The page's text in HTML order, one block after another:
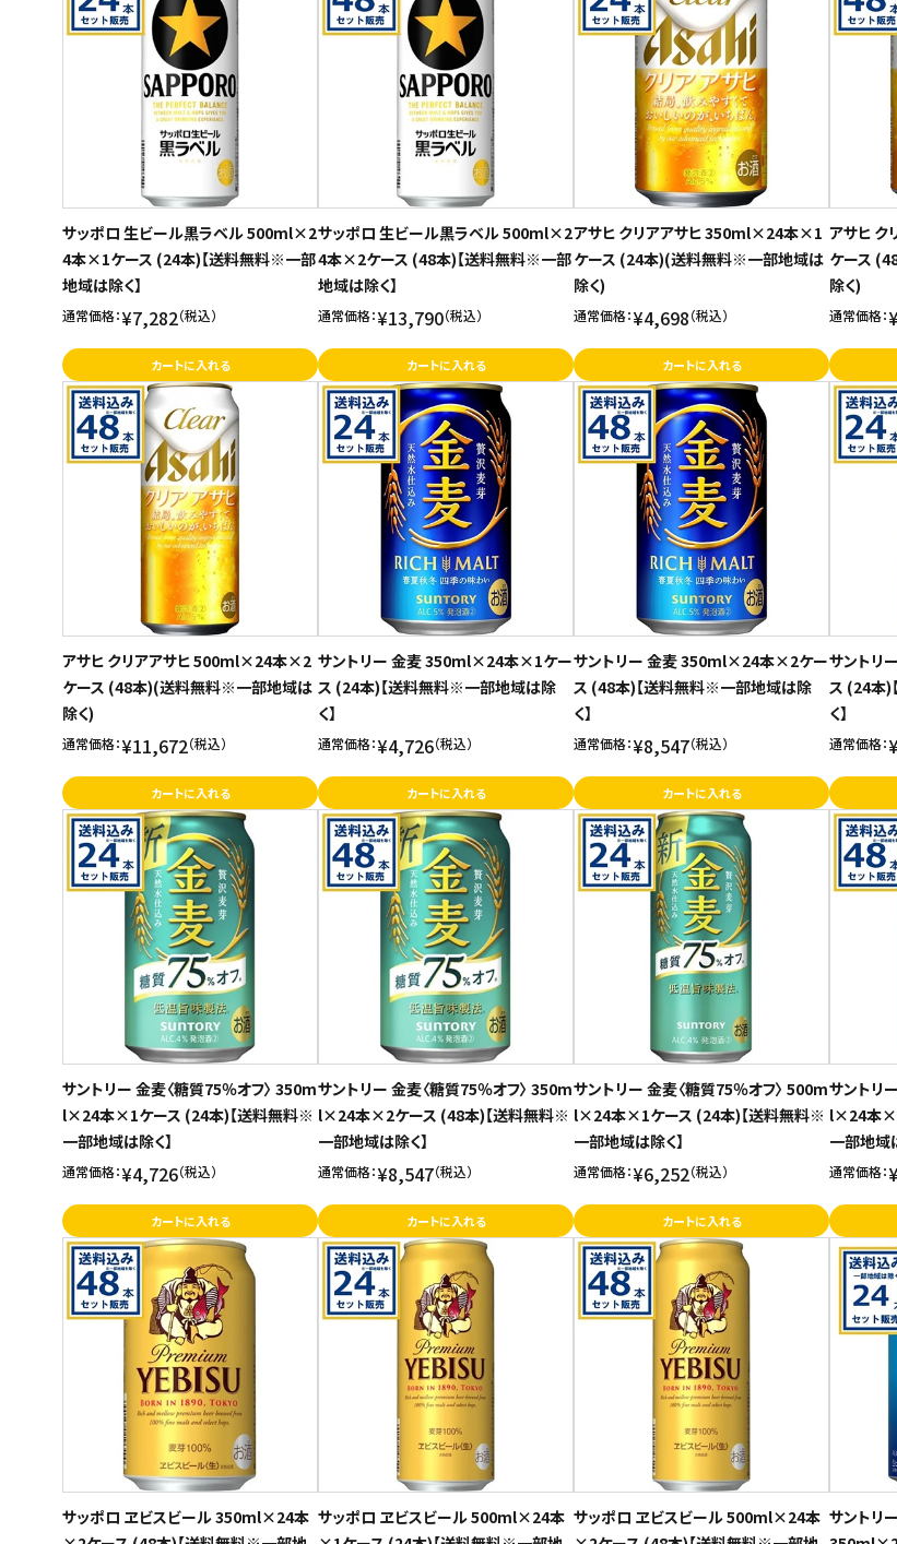
サッポロ 生ビール黒ラベル 500ml×2
4本×1ケース (24本)【送料無料※一部
地域は除く】
通常価格：¥7,282（税込）
カートに入れる
サッポロ 生ビール黒ラベル 500ml×2
4本×2ケース (48本)【送料無料※一部
地域は除く】
通常価格：¥13,790（税込）
カートに入れる
アサヒ クリアアサヒ 350ml×24本×1
ケース (24本)(送料無料※一部地域は
除く)
通常価格：¥4,698（税込）
カートに入れる
アサヒ
ケース
除く)
通常価格：
アサヒ クリアアサヒ 500ml×24本×2
ケース (48本)(送料無料※一部地域は
除く)
通常価格：¥11,672（税込）
カートに入れる
サントリー 金麦 350ml×24本×1ケー
ス (24本)【送料無料※一部地域は除
く】
通常価格：¥4,726（税込）
カートに入れる
サントリー 金麦 350ml×24本×2ケー
ス (48本)【送料無料※一部地域は除
く】
通常価格：¥8,547（税込）
カートに入れる
サント
ス (24本)
く】
通常価格：
サントリー 金麦〈糖質75％オフ〉 350m
l×24本×1ケース (24本)【送料無料※
一部地域は除く】
通常価格：¥4,726（税込）
カートに入れる
サントリー 金麦〈糖質75％オフ〉 350m
l×24本×2ケース (48本)【送料無料※
一部地域は除く】
通常価格：¥8,547（税込）
カートに入れる
サントリー 金麦〈糖質75％オフ〉 500m
l×24本×1ケース (24本)【送料無料※
一部地域は除く】
通常価格：¥6,252（税込）
カートに入れる
サントリ
l×24本
一部地域
通常価格：
サッポロ ヱビスビール 350ml×24本 サッポロ ヱビスビール 500ml×24本 サッポロ ヱビスビール 500ml×24本 サントリ